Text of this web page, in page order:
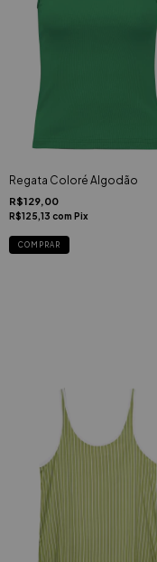
Regata Coloré Algodão
R$129,00
R$125,13 com Pix
COMPRAR